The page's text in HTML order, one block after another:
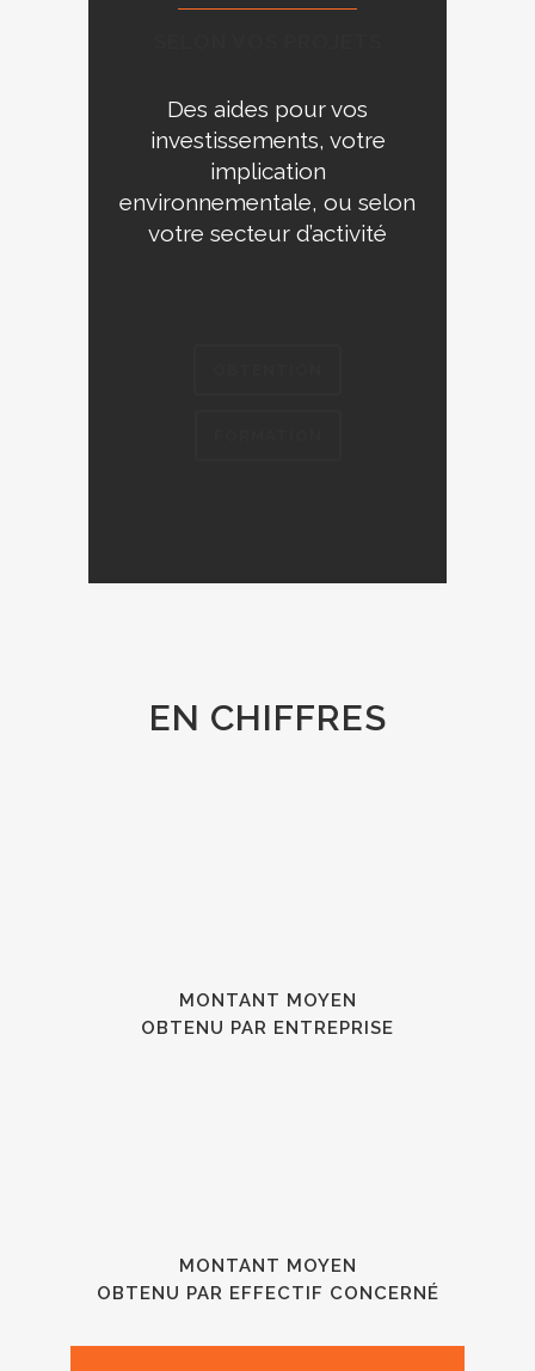
Des aides pour vos
investissements, votre
implication
environnementale, ou selon
votre secteur d’activité
EN CHIFFRES
MONTANT MOYEN
OBTENU PAR ENTREPRISE
MONTANT MOYEN
OBTENU PAR EFFECTIF CONCERNÉ